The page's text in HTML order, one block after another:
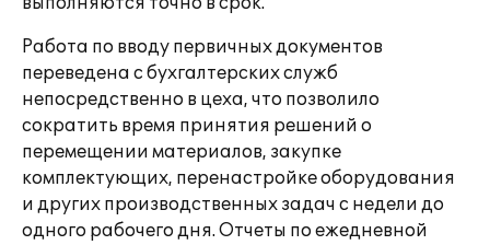
Работа по вводу первичных документов
переведена с бухгалтерских служб
непосредственно в цеха, что позволило
сократить время принятия решений о
перемещении материалов, закупке
комплектующих, перенастройке оборудования
и других производственных задач с недели до
одного рабочего дня. Отчеты по ежедневной